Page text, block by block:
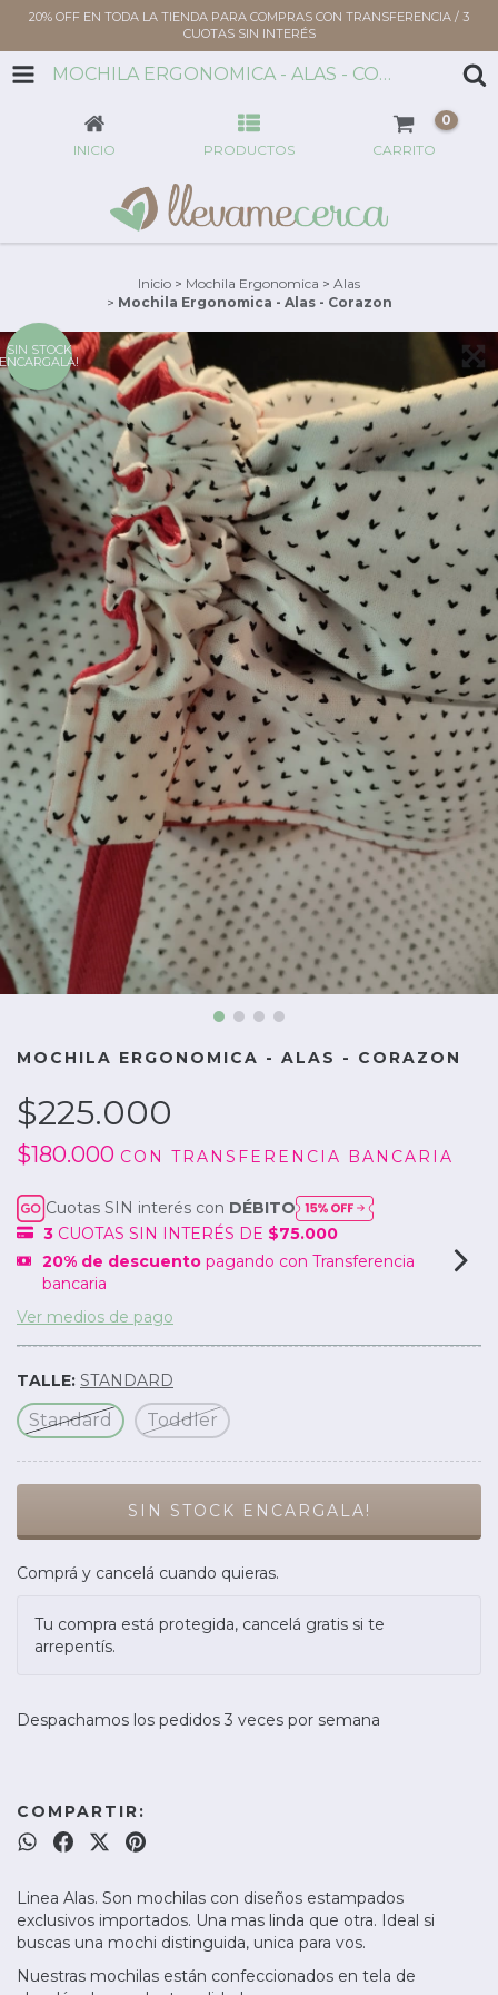
20% OFF EN TODA LA TIENDA PARA COMPRAS CON TRANSFERENCIA / 3
CUOTAS SIN INTERÉS
MOCHILA ERGONOMICA - ALAS - CORAZON
INICIO PRODUCTOS CARRITO
0
Inicio > Mochila Ergonomica > Alas
> Mochila Ergonomica - Alas - Corazon
SIN STOCK
ENCARGALA!
MOCHILA ERGONOMICA - ALAS - CORAZON
$225.000
$180.000 CON TRANSFERENCIA BANCARIA
Cuotas SIN interés con DÉBITO
3 CUOTAS SIN INTERÉS DE $75.000
20% de descuento pagando con Transferencia
bancaria
Ver medios de pago
TALLE: STANDARD
Standard Toddler
Comprá y cancelá cuando quieras.
Tu compra está protegida, cancelá gratis si te
arrepentís.
Despachamos los pedidos 3 veces por semana
COMPARTIR:
Linea Alas. Son mochilas con diseños estampados
exclusivos importados. Una mas linda que otra. Ideal si
buscas una mochi distinguida, unica para vos.
Nuestras mochilas están confeccionados en tela de